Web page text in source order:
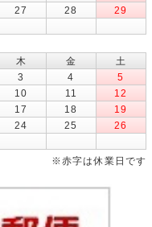
27 28
29
木 金
土
3 4
5
10 11
12
17 18
19
24 25
26
※赤字は休業日です